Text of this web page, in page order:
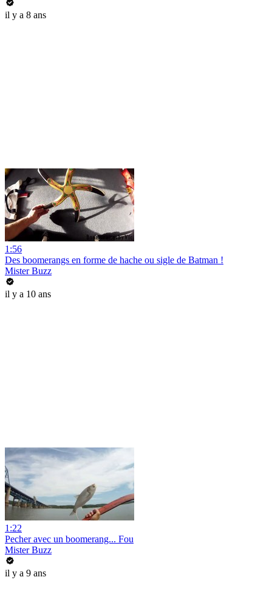
il y a 8 ans
1:56
Des boomerangs en forme de hache ou sigle de Batman !
Mister Buzz
il y a 10 ans
1:22
Pecher avec un boomerang... Fou
Mister Buzz
il y a 9 ans